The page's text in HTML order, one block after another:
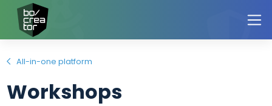
All-in-one platform
Workshops